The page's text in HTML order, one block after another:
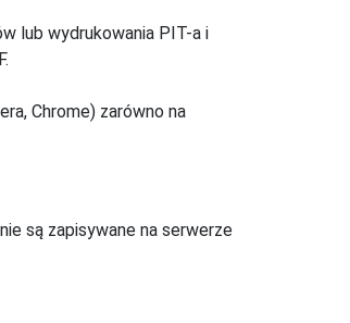
lub wydrukowania PIT-a i
Chrome) zarówno na
są zapisywane na serwerze